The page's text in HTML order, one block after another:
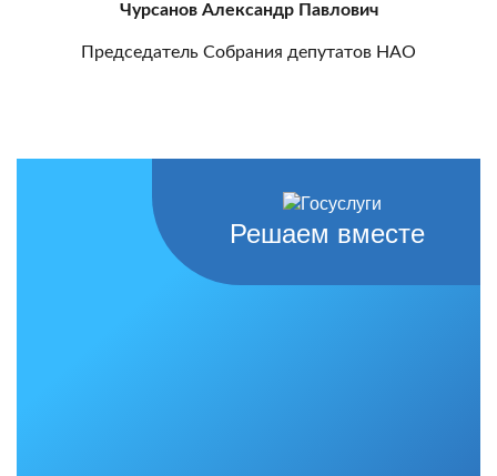
Чурсанов Александр Павлович
Председатель Собрания депутатов НАО
Решаем вместе